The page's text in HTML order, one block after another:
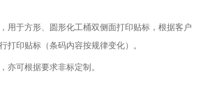
用于方形、圆形化工桶双侧面打印贴标，根据客户
打印贴标（条码内容按规律变化）。
亦可根据要求非标定制。